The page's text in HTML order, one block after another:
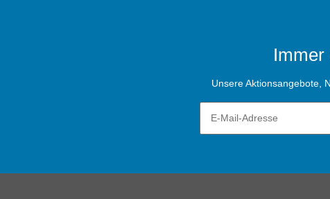
Immer
Unsere Aktionsangebote,